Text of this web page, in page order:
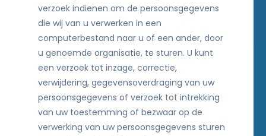
verzoek indienen om de persoonsgegevens
die wij van u verwerken in een
computerbestand naar u of een ander, door
u genoemde organisatie, te sturen. U kunt
een verzoek tot inzage, correctie,
verwijdering, gegevensoverdraging van uw
persoonsgegevens of verzoek tot intrekking
van uw toestemming of bezwaar op de
verwerking van uw persoonsgegevens sturen